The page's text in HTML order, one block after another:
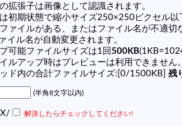
拡張子は画像として認識されます。
初期状態で縮小サイズ250×250ピクセル以
ァイルがある、またはファイル名が不適切
ル名が自動変更されます。
可能ファイルサイズは1回 500KB
ルアップ時はプレビューは利用できません
ド内の合計ファイルサイズ:[0/1500KB] 残
(半角8文字以内)
解決したらチェックしてください!